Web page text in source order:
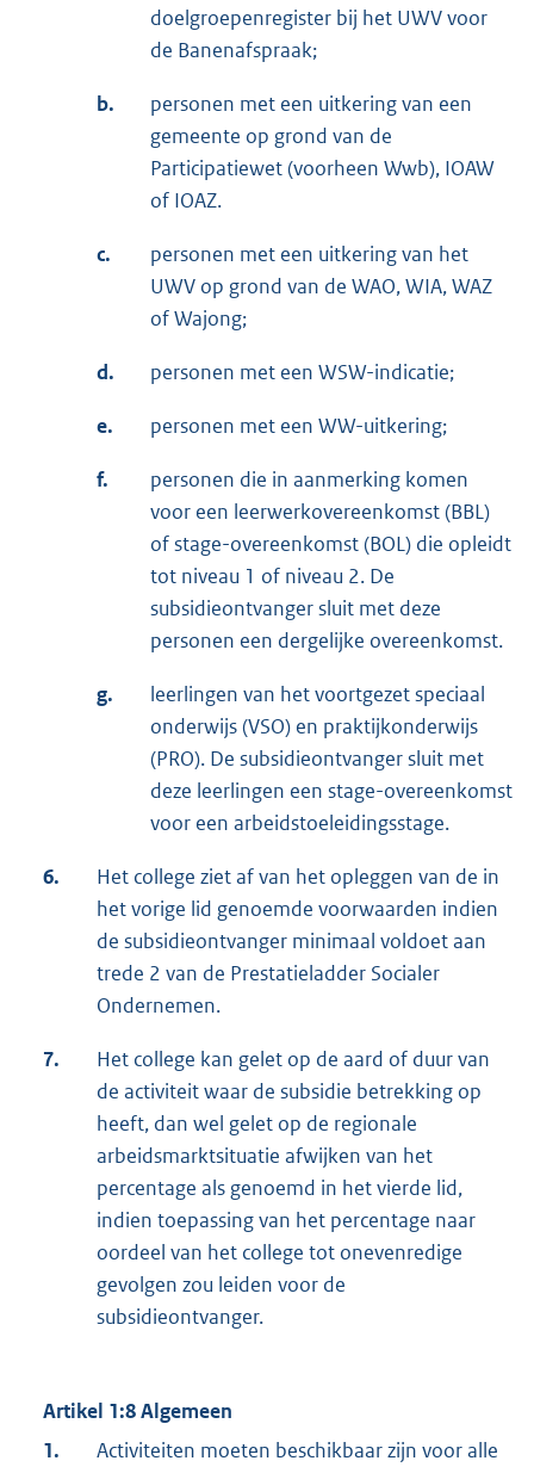
doelgroepenregister bij het UWV voor
de Banenafspraak;
b.
personen met een uitkering van een
gemeente op grond van de
Participatiewet (voorheen Wwb), IOAW
of IOAZ.
c.
personen met een uitkering van het
UWV op grond van de WAO, WIA, WAZ
of Wajong;
d. personen met een WSW-indicatie;
e. personen met een WW-uitkering;
f.
personen die in aanmerking komen
voor een leerwerkovereenkomst (BBL)
of stage-overeenkomst (BOL) die opleidt
tot niveau 1 of niveau 2. De
subsidieontvanger sluit met deze
personen een dergelijke overeenkomst.
g.
leerlingen van het voortgezet speciaal
onderwijs (VSO) en praktijkonderwijs
(PRO). De subsidieontvanger sluit met
deze leerlingen een stage-overeenkomst
voor een arbeidstoeleidingsstage.
6.
Het college ziet af van het opleggen van de in
het vorige lid genoemde voorwaarden indien
de subsidieontvanger minimaal voldoet aan
trede 2 van de Prestatieladder Socialer
Ondernemen.
7.
Het college kan gelet op de aard of duur van
de activiteit waar de subsidie betrekking op
heeft, dan wel gelet op de regionale
arbeidsmarktsituatie afwijken van het
percentage als genoemd in het vierde lid,
indien toepassing van het percentage naar
oordeel van het college tot onevenredige
gevolgen zou leiden voor de
subsidieontvanger.
Artikel 1:8 Algemeen
1.
Activiteiten moeten beschikbaar zijn voor alle